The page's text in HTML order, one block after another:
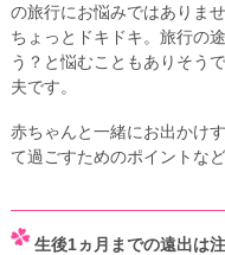
の旅行にお悩みではありま
ちょっとドキドキ。旅行の
う？と悩むこともありそう
夫です。
赤ちゃんと一緒にお出かけ
て過ごすためのポイントな
生後1ヵ月までの遠出は